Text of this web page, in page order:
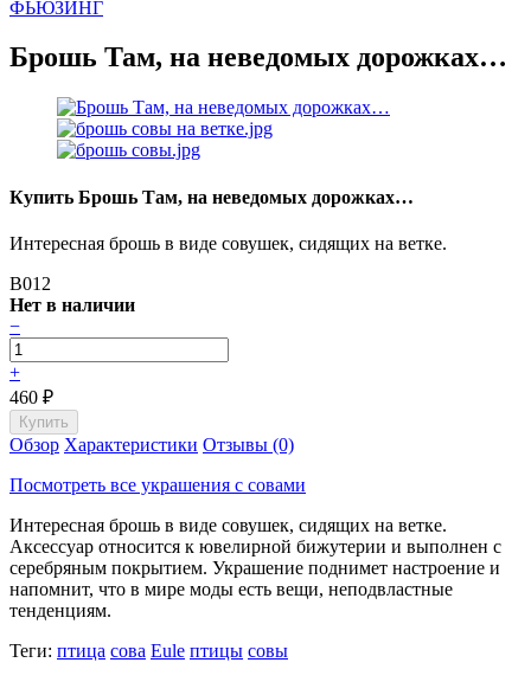
ФЬЮЗИНГ
Брошь Там, на неведомых дорожках…
Купить Брошь Там, на неведомых дорожках…
Интересная брошь в виде совушек, сидящих на ветке.
B012
Нет в наличии
−
+
460 ₽
Обзор Характеристики Отзывы (0)
Посмотреть все украшения с совами
Интересная брошь в виде совушек, сидящих на ветке.
Аксессуар относится к ювелирной бижутерии и выполнен с
серебряным покрытием. Украшение поднимет настроение и
напомнит, что в мире моды есть вещи, неподвластные
тенденциям.
Теги: птица сова Eule птицы совы